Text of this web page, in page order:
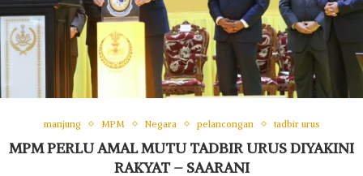
manjung MPM Negara pelancongan tadbir urus
MPM PERLU AMAL MUTU TADBIR URUS DIYAKINI
RAKYAT – SAARANI